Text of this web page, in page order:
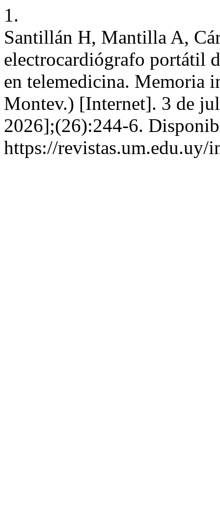
1.
Santillán H, Mantilla A,
electrocardiógrafo portátil
en telemedicina. Memoria
Montev.) [Internet]. 3 de
2026];(26):244-6.
https://